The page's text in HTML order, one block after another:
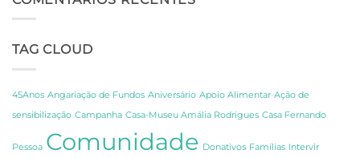
Fernando
em
Lisboa
e
TAG CLOUD
45Anos Angariação de Fundos Aniversário Apoio Alimentar Ação de
sensibilização Campanha Casa-Museu Amália Rodrigues Casa Fernando
Pessoa Comunidade Donativos Famílias Intervir